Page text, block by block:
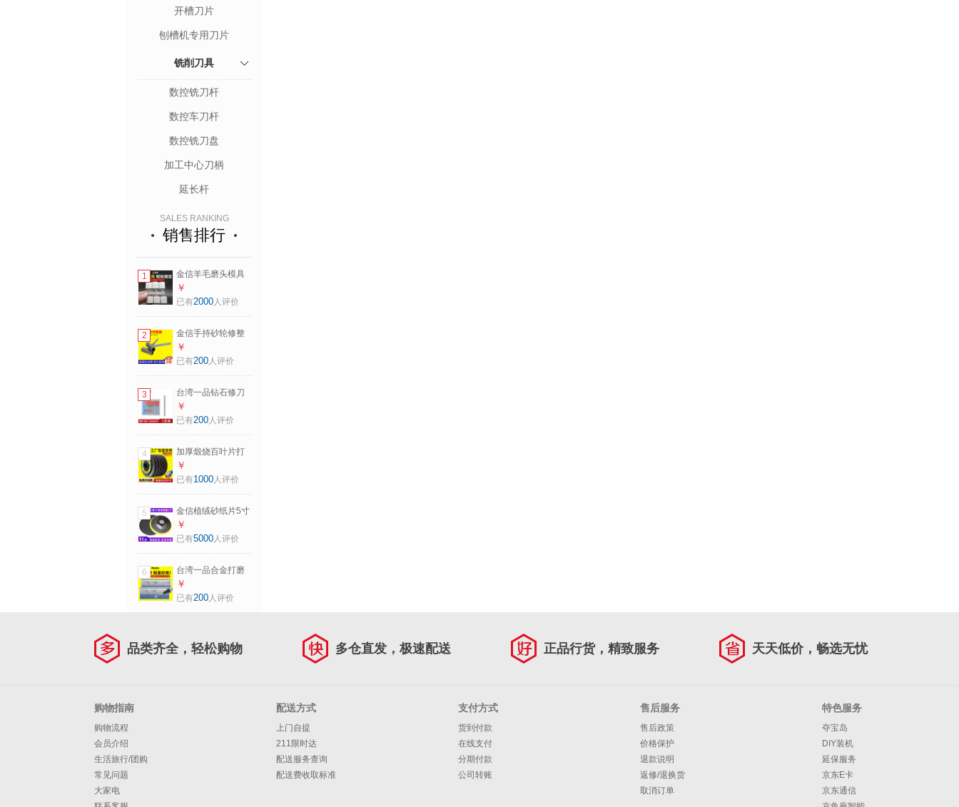
开槽刀片
刨槽机专用刀片
铣削刀具
数控铣刀杆
数控车刀杆
数控铣刀盘
加工中心刀柄
延长杆
SALES RANKING
销售排行
1
金信羊毛磨头模具
镜面抛光轮3mm柄
羊毛轮打磨头T型羊
柱】一包
￥
已有2000人评价
2
金信手持砂轮修整
器台式砂轮机砂轮
片修正金刚石修平
￥
已有200人评价
3
台湾一品钻石修刀
金刚笔砂轮修整笔
洗石笔砂轮刀金刚
【1支】
￥
已有200人评价
4
加厚煅烧百叶片打
磨片100抛光片砂布
轮手磨机不锈钢角
￥
已有1000人评价
5
金信植绒砂纸片5寸
125mm气动打磨机
干磨沙纸木铝打磨
属打磨抛光神器 5
寸电动吸盘2个【螺
牙M10】
￥
已有5000人评价
6
台湾一品合金打磨
头金刚石磨针套装
电磨机金刚砂小磨
￥
已有200人评价
品类齐全，轻松购物 多仓直发，极速配送 正品行货，精致服务 天天低价，畅选无忧
购物指南
购物流程
会员介绍
生活旅行/团购
常见问题
大家电
配送方式
上门自提
211限时达
配送服务查询
配送费收取标准
支付方式
货到付款
在线支付
分期付款
公司转账
售后服务
售后政策
价格保护
退款说明
返修/退换货
取消订单
特色服务
夺宝岛
DIY装机
延保服务
京东E卡
京东通信